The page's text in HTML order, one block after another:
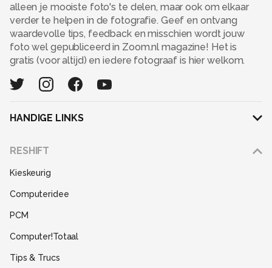
alleen je mooiste foto's te delen, maar ook om elkaar
verder te helpen in de fotografie. Geef en ontvang
waardevolle tips, feedback en misschien wordt jouw
foto wel gepubliceerd in Zoom.nl magazine! Het is
gratis (voor altijd) en iedere fotograaf is hier welkom.
HANDIGE LINKS
RESHIFT
Kieskeurig
Computeridee
PCM
Computer!Totaal
Tips & Trucs